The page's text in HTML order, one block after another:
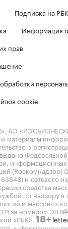
Подписка на РБК
Информация
прав
cookie
АО
и материалы
о
информационных
(Роскомнадзор)
и сетевого
средства
по надзору в
и массовых
за номером ЭЛ
«РБК». 18+